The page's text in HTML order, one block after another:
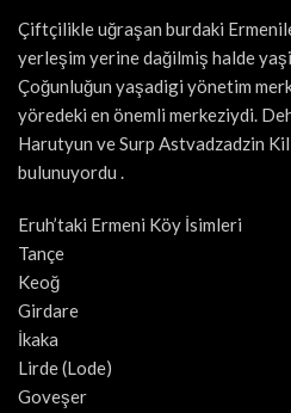
Çiftçilikle uğraşan burdaki
yerleşim yerine dağilmiş halde
Çoğunluğun yaşadigi yönetim
yöredeki en önemli merkeziydi.
Harutyun ve Surp Astvadzadzin
bulunuyordu .
Eruh’taki Ermeni Köy İsimleri
Tançe
Keoğ
Girdare
İkaka
Lirde (Lode)
Goveşer